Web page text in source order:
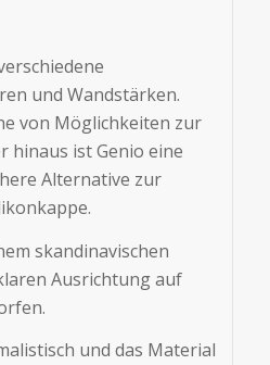
und Wandstärken.
von Möglichkeiten zur
hinaus ist Genio eine
Alternative zur
skandinavischen
Ausrichtung auf
und das Material